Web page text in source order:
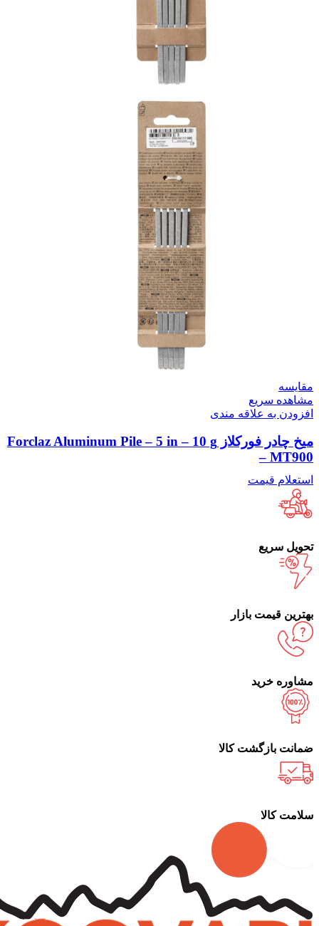
مقایسه
مشاهده سریع
افزودن به علاقه مندی
میخ چادر فورکلاز Forclaz Aluminum Pile – 5 in – 10 g
– MT900
استعلام قیمت
تحویل سریع
بهترین قیمت بازار
مشاوره خرید
ضمانت بازگشت کالا
سلامت کالا